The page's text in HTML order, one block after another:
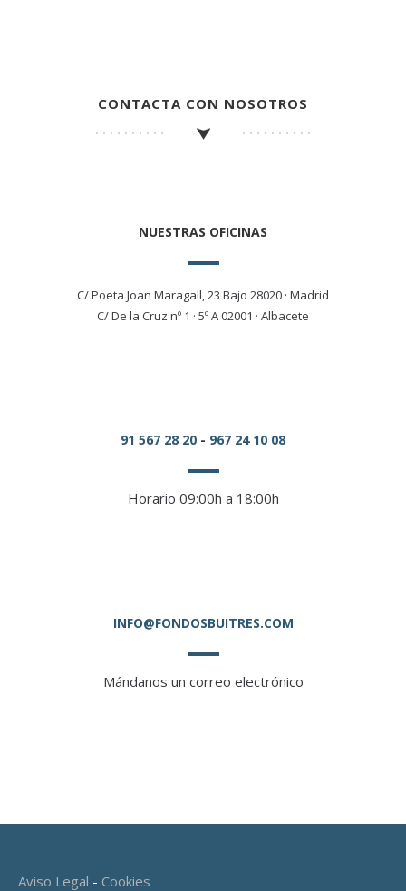
CONTACTA CON NOSOTROS
NUESTRAS OFICINAS
C/ Poeta Joan Maragall, 23 Bajo 28020 · Madrid
C/ De la Cruz nº 1 · 5º A 02001 · Albacete
91 567 28 20 - 967 24 10 08
Horario 09:00h a 18:00h
INFO@FONDOSBUITRES.COM
Mándanos un correo electrónico
Aviso Legal - Cookies